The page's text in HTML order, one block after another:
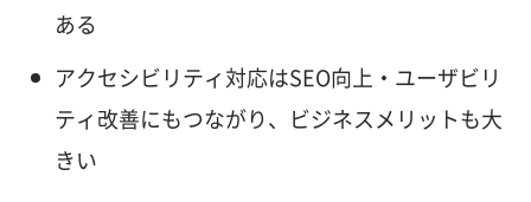
ある
アクセシビリティ対応はSEO向上・ユーザビリ
ティ改善にもつながり、ビジネスメリットも大
きい